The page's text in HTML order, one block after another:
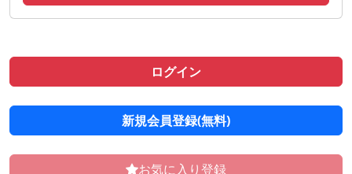
ログイン
新規会員登録(無料)
お気に入り登録